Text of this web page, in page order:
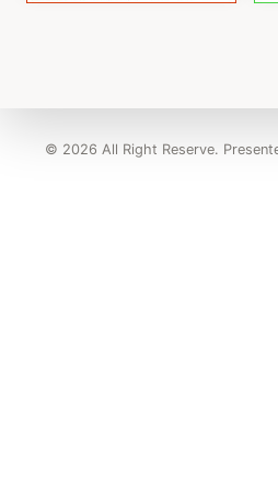
© 2026 All Right Reserve.